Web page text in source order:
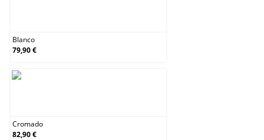
Blanco
79,90 €
Cromado
82,90 €